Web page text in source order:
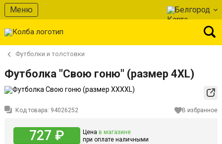
Меню Белгород
Футболки и толстовки
Футболка "Свою гоню" (размер 4XL)
Код товара: 94026252 В избранное
727 ₽ Цена в магазине
при оплате наличными